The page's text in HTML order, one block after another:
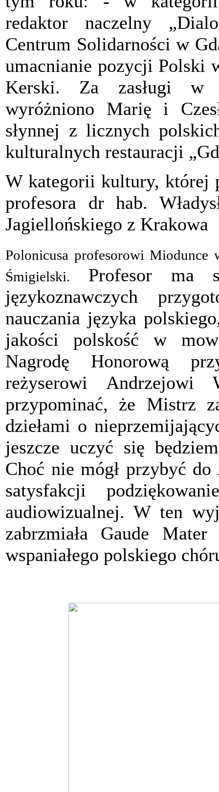
redaktor naczelny
Centrum Solidarności w
umacnianie pozycji Polski
Kerski. Za zasługi w
wyróżniono Marię i
słynnej z licznych
kulturalnych restauracji
W kategorii kultury, której
profesora dr hab.
Jagiellońskiego z Krakowa
Polonicusa profesorowi Miodunce
Śmigielski.
Profesor ma
językoznawczych
nauczania języka
jakości polskość w
Nagrodę Honorową
reżyserowi
przypominać, że Mistrz
dziełami o
jeszcze uczyć się
Choć nie mógł przybyć do
satysfakcji
audiowizualnej. W ten
zabrzmiała Gaude
wspaniałego polskiego